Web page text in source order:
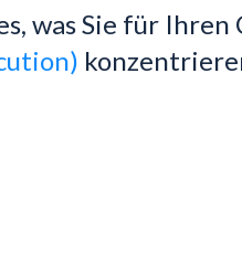
was Sie für